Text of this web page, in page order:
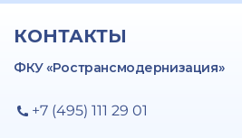
КОНТАКТЫ
ФКУ «Ространсмодернизация»
+7 (495) 111 29 01